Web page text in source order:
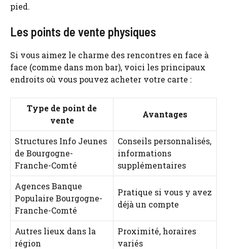
pied.
Les points de vente physiques
Si vous aimez le charme des rencontres en face à
face (comme dans mon bar), voici les principaux
endroits où vous pouvez acheter votre carte :
Type de point de
vente
Avantages
Structures Info Jeunes
de Bourgogne-
Franche-Comté
Conseils personnalisés,
informations
supplémentaires
Agences Banque
Populaire Bourgogne-
Franche-Comté
Pratique si vous y avez
déjà un compte
Autres lieux dans la
région
Proximité, horaires
variés